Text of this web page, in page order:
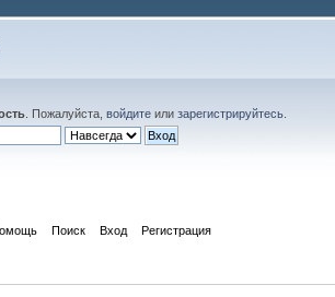
. Пожалуйста, войдитеили зарегистрируйтесь.
Поиск Вход Регистрация